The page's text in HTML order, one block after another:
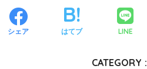
シェア はてブ LINE
CATEGORY :